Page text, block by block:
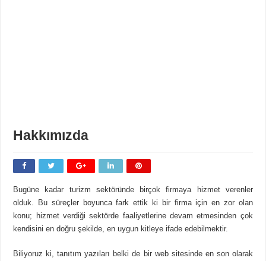
Hakkımızda
Bugüne kadar turizm sektöründe birçok firmaya hizmet verenler
olduk. Bu süreçler boyunca fark ettik ki bir firma için en zor olan
konu; hizmet verdiği sektörde faaliyetlerine devam etmesinden çok
kendisini en doğru şekilde, en uygun kitleye ifade edebilmektir.
Biliyoruz ki, tanıtım yazıları belki de bir web sitesinde en son olarak